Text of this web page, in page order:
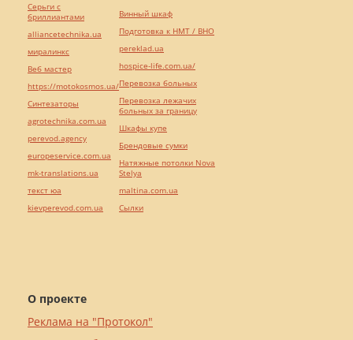
О проекте
Реклама на "Протокол"
Серьги с
бриллиантами
alliancetechnika.ua
миралинкс
Веб мастер
https://motokosmos.ua/
Синтезаторы
agrotechnika.com.ua
perevod.agency
europeservice.com.ua
mk-translations.ua
текст юа
kievperevod.com.ua
Винный шкаф
Подготовка к НМТ / ВНО
pereklad.ua
hospice-life.com.ua/
Перевозка больных
Перевозка лежачих
больных за границу
Шкафы купе
Брендовые сумки
Натяжные потолки Nova
Stelya
maltina.com.ua
Cылки